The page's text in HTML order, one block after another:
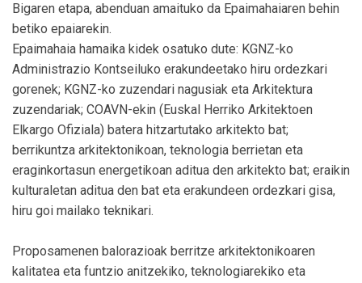
Bigaren etapa, abenduan amaituko da Epaimahaiaren behin
betiko epaiarekin.
Epaimahaia hamaika kidek osatuko dute: KGNZ-ko
Administrazio Kontseiluko erakundeetako hiru ordezkari
gorenek; KGNZ-ko zuzendari nagusiak eta Arkitektura
zuzendariak; COAVN-ekin (Euskal Herriko Arkitektoen
Elkargo Ofiziala) batera hitzartutako arkitekto bat;
berrikuntza arkitektonikoan, teknologia berrietan eta
eraginkortasun energetikoan aditua den arkitekto bat; eraikin
kulturaletan aditua den bat eta erakundeen ordezkari gisa,
hiru goi mailako teknikari.
Proposamenen balorazioak berritze arkitektonikoaren
kalitatea eta funtzio anitzekiko, teknologiarekiko eta